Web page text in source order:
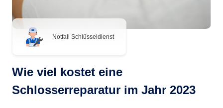
Notfall Schlüsseldienst
Wie viel kostet eine
Schlosserreparatur im Jahr 2023